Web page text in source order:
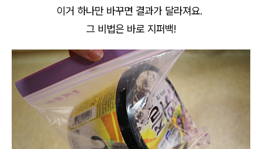
이거 하나만 바꾸면 결과가 달라져요.
그 비법은 바로 지퍼백!